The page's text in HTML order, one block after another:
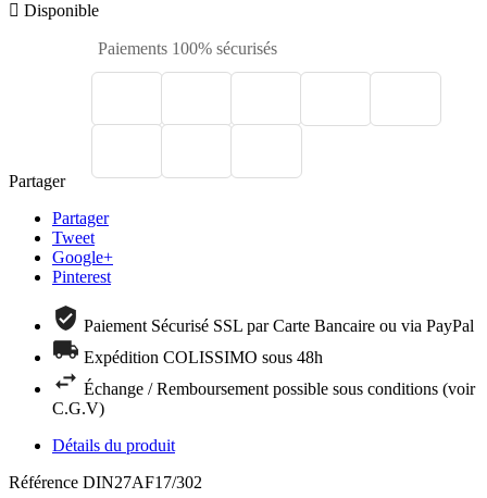
 Disponible
Paiements 100% sécurisés
Partager
Partager
Tweet
Google+
Pinterest
Paiement Sécurisé SSL par Carte Bancaire ou via PayPal
Expédition COLISSIMO sous 48h
Échange / Remboursement possible sous conditions (voir
C.G.V)
Détails du produit
Référence DIN27AF17/302